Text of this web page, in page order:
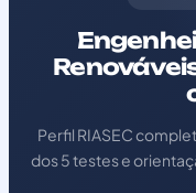
Perfil RIASEC
dos 5 testes e